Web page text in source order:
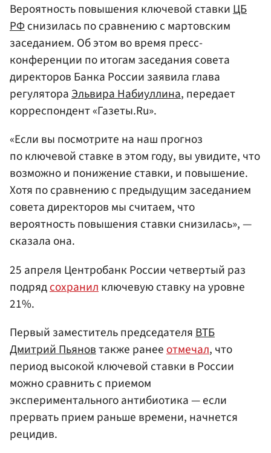
Вероятность повышения ключевой ставкиЦБ
РФснизилась по сравнению с мартовским
заседанием. Об этом во время пресс-
конференции по итогам заседания совета
директоров Банка России заявила глава
регулятораЭльвира Набиуллина, передает
корреспондент «Газеты.Ru».
«Если вы посмотрите на наш прогноз
по ключевой ставке в этом году, вы увидите, что
возможно и понижение ставки, и повышение.
Хотя по сравнению с предыдущим заседанием
совета директоров мы считаем, что
вероятность повышения ставки снизилась», —
сказала она.
25 апреля Центробанк России четвертый раз
подрядсохранил ключевую ставку на уровне
21%.
Первый заместитель председателяВТБ
Дмитрий Пьяновтакже ранееотмечал, что
период высокой ключевой ставки в России
можно сравнить с приемом
экспериментального антибиотика — если
прервать прием раньше времени, начнется
рецидив.